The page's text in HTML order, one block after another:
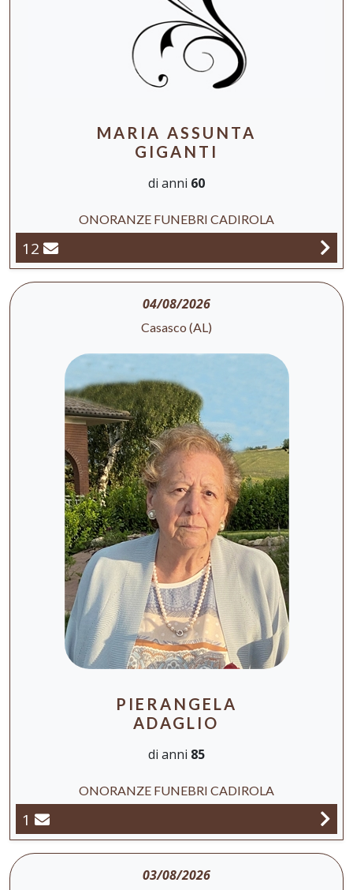
MARIA ASSUNTA
GIGANTI
di anni 60
ONORANZE FUNEBRI CADIROLA
12
04/08/2026
Casasco (AL)
PIERANGELA
ADAGLIO
di anni 85
ONORANZE FUNEBRI CADIROLA
1
03/08/2026